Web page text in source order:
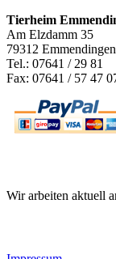
Tierheim
Am Elzdamm 35
79312 Emmendingen
Tel.: 07641 / 29 81
Fax: 07641 / 57 47
Wir arbeiten aktuell